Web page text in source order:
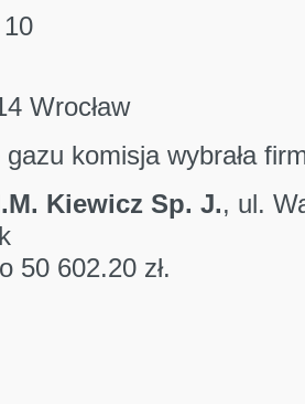
10
komisja wybrała
Kiewicz Sp. J., ul.
50 602.20 zł.